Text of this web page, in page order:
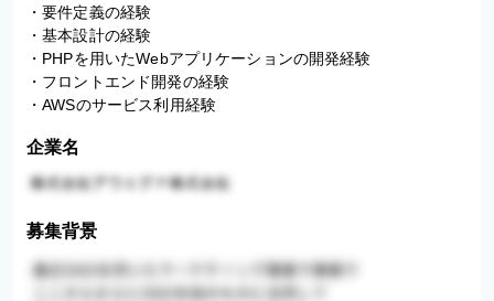
・要件定義の経験
・基本設計の経験
・PHPを用いたWebアプリケーションの開発経験
・フロントエンド開発の経験
・AWSのサービス利用経験
企業名
募集背景